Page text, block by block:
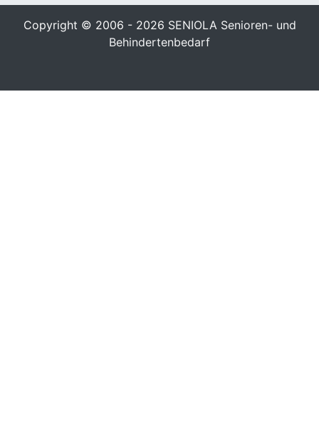
Copyright © 2006 - 2026 SENIOLA Senioren- und
Behindertenbedarf